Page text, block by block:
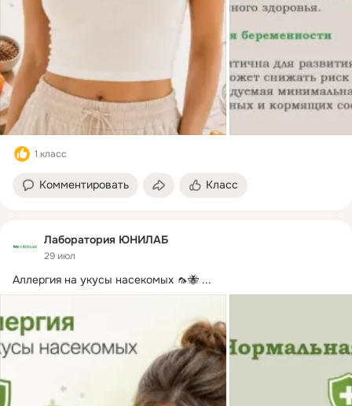
1 класс
Комментировать Класс
Лаборатория ЮНИЛАБ
29 июл
Аллергия на укусы насекомых 🦟🐝 ...